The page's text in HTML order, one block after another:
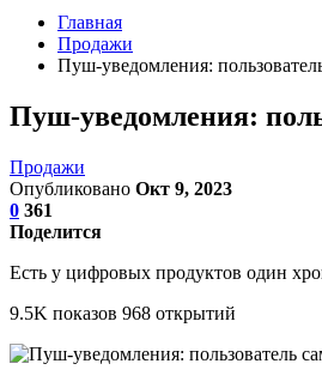
Главная
Продажи
Пуш-уведомления:
Пуш-уведомления:
Продажи
Опубликовано Окт 9, 2023
0 361
Поделится
Есть у цифровых продуктов один
9.5K показов 968 открытий